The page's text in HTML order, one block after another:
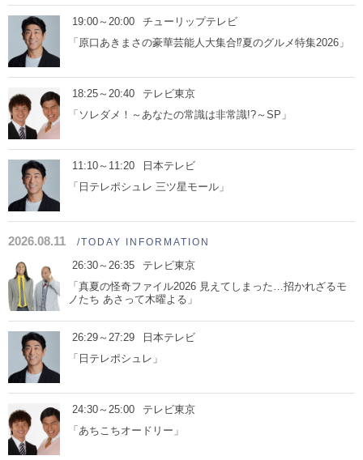
19:00～20:00
チューリップテレビ
「原口あきまさの豪華芸能人大集合⁉︎夏のグルメ特集2026」
18:25～20:40
テレビ東京
「ソレダメ！～あなたの常識は非常識!?～SP」
11:10～11:20
日本テレビ
「日テレポシュレ 三ツ星モール」
2026.08.11 /TODAY INFORMATION
26:30～26:35
テレビ東京
「真夏の怪奇ファイル2026 見えてしまった…招かれざるモ
ノたち あさって木曜よる」
26:29～27:29
日本テレビ
「日テレポシュレ」
24:30～25:00
テレビ東京
「あちこちオードリー」